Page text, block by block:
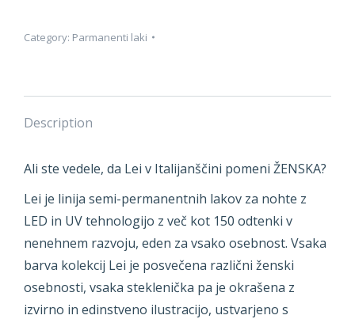
Category: Parmanenti laki
Description
Ali ste vedele, da Lei v Italijanščini pomeni ŽENSKA?
Lei je linija semi-permanentnih lakov za nohte z
LED in UV tehnologijo z več kot 150 odtenki v
nenehnem razvoju, eden za vsako osebnost. Vsaka
barva kolekcij Lei je posvečena različni ženski
osebnosti, vsaka steklenička pa je okrašena z
izvirno in edinstveno ilustracijo, ustvarjeno s